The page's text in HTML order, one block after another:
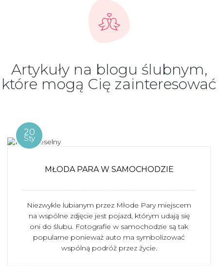
Artykuły na blogu ślubnym,
które mogą Cię zainteresować
20
Sty
MŁODA PARA W SAMOCHODZIE
Niezwykle lubianym przez Młode Pary miejscem
na wspólne zdjęcie jest pojazd, którym udają się
oni do ślubu. Fotografie w samochodzie są tak
popularne ponieważ auto ma symbolizować
wspólną podróż przez życie.